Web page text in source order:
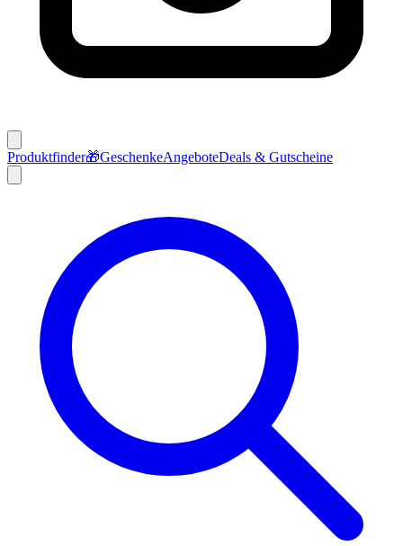
Produktfinder🎁GeschenkeAngeboteDeals & Gutscheine